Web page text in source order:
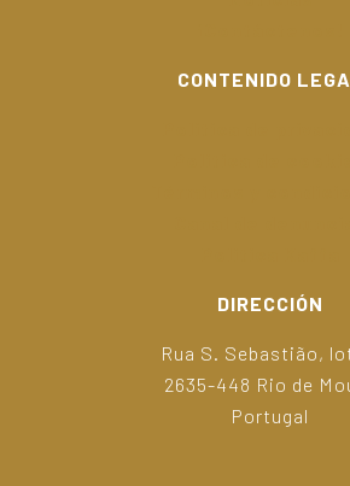
CONTENIDO
DIRECCIÓN
Rua S. Sebastião,
2635-448 Rio de
Portugal